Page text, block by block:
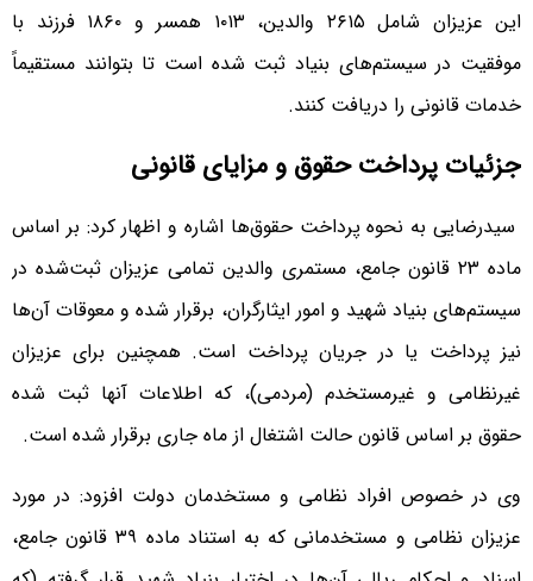
این عزیزان شامل ۲۶۱۵ والدین، ۱۰۱۳ همسر و ۱۸۶۰ فرزند با
موفقیت در سیستم‌های بنیاد ثبت شده است تا بتوانند مستقیماً
خدمات قانونی را دریافت کنند.
جزئیات پرداخت حقوق و مزایای قانونی
سیدرضایی به نحوه پرداخت حقوق‌ها اشاره و اظهار کرد: بر اساس
ماده ۲۳ قانون جامع، مستمری والدین تمامی عزیزان ثبت‌شده در
سیستم‌های بنیاد شهید و امور ایثارگران، برقرار شده و معوقات آن‌ها
نیز پرداخت یا در جریان پرداخت است. همچنین برای عزیزان
غیرنظامی و غیرمستخدم (مردمی)، که اطلاعات آنها ثبت شده
حقوق بر اساس قانون حالت اشتغال از ماه جاری برقرار شده است.
وی در خصوص افراد نظامی و مستخدمان دولت افزود: در مورد
عزیزان نظامی و مستخدمانی که به استناد ماده ۳۹ قانون جامع،